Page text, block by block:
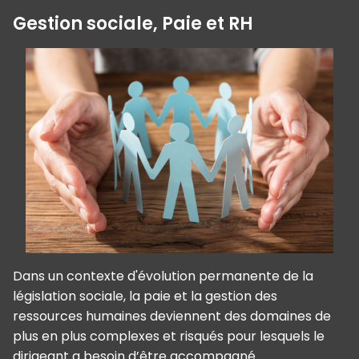
Gestion sociale, Paie et RH
Dans un contexte d'évolution permanente de la
législation sociale, la paie et la gestion des
ressources humaines deviennent des domaines de
plus en plus complexes et risqués pour lesquels le